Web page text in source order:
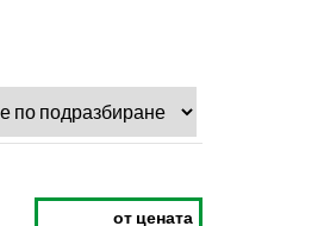
от цената